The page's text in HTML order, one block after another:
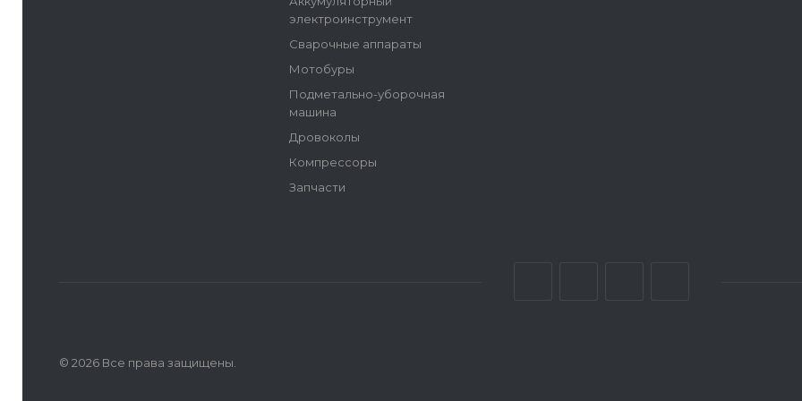
электроинструмент
Сварочные аппараты
Мотобуры
Подметально-уборочная
машина
Дровоколы
Компрессоры
Запчасти
© 2026 Все права защищены.